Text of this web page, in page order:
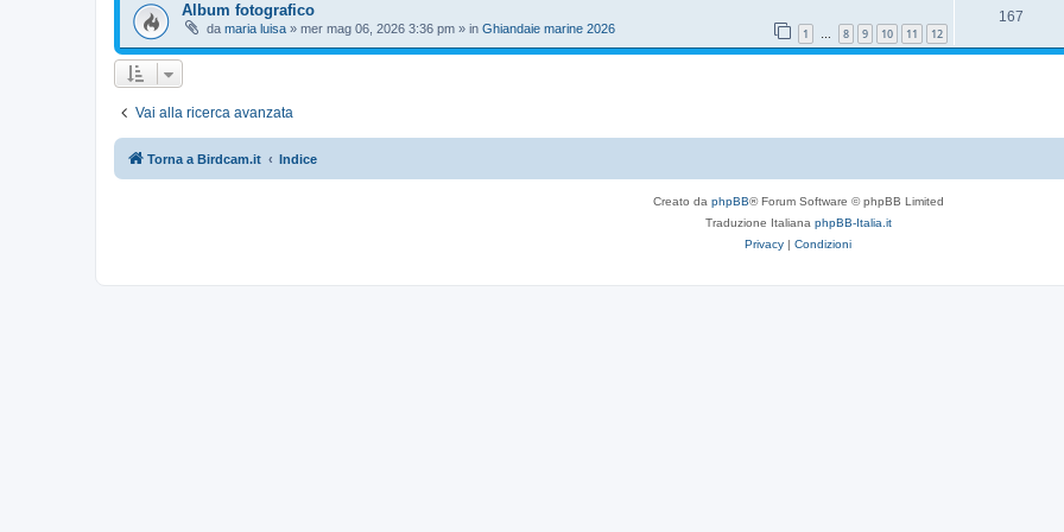
s
s
s
p
e
Album fotografico
da maria luisa » mer mag 06, 2026 3:36 pm » in Ghiandaie marine 2026 1 … 8 9 10 11 12
167R
i
o
Vai alla ricerca avanzata
Torna a Birdcam.it Indice
Creato da phpBB® Forum Software © phpBB Limited
Traduzione Italiana phpBB-Italia.it
Privacy | Condizioni